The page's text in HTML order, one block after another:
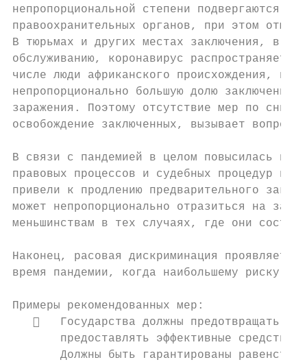
непропорциональной степени подвергаются
правоохранительных органов, при этом
В тюрьмах и других местах заключения, в
обслуживанию, коронавирус
числе люди африканского происхождения,
непропорционально большую долю
заражения. Поэтому отсутствие мер по
освобождение заключенных, вызывает
В связи с пандемией в целом повысилась
правовых процессов и судебных процедур
привели к продлению предварительного
может непропорционально отразиться на
меньшинствам в тех случаях, где они
Наконец, расовая дискриминация
время пандемии, когда наибольшему риску
Примеры рекомендованных мер:
   Государства должны предотвращать,
предоставлять эффективные средства
Должны быть гарантированы